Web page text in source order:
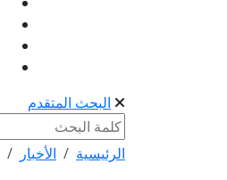
البحث المتقدم
الرئيسية الأخبار